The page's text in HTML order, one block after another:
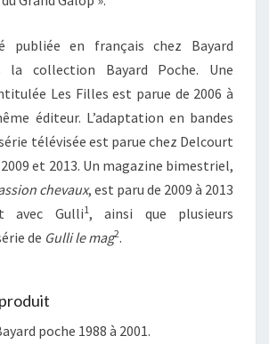
publiée en français chez Bayard
la collection Bayard Poche. Une
Les Filles est parue de 2006 à
éditeur. L’adaptation en bandes
télévisée est parue chez Delcourt
et 2013. Un magazine bimestriel,
chevaux, est paru de 2009 à 2013
avec Gulli1, ainsi que plusieurs
de Gulli le mag2.
poche 1988 à 2001.